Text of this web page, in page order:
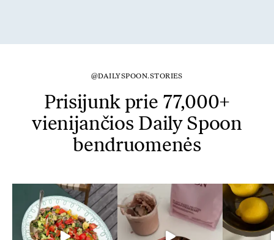
@DAILYSPOON.STORIES
Prisijunk prie 77,000+
vienijančios Daily Spoon
bendruomenės